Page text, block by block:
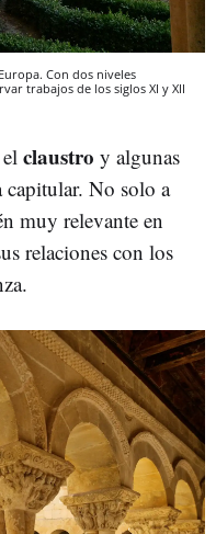
Con dos niveles
trabajos de los siglos XI y XII
claustro y algunas
capitular. No solo a
muy relevante en
relaciones con los